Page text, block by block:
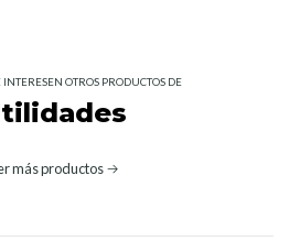
OTROS PRODUCTOS DE
más productos